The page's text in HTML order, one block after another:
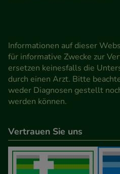
Informationen auf dieser
für informative Zwecke zur
ersetzen keinesfalls die
durch einen Arzt. Bitte
weder Diagnosen gestellt
werden können.
Vertrauen Sie uns